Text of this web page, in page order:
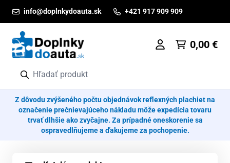
info@doplnkydoauta.sk +421 917 909 909
0,00 €
Z dôvodu zvýšeného počtu objednávok reflexných plachiet na
označenie prečnievajúceho nákladu môže expedícia tovaru
trvať dlhšie ako zvyčajne. Za prípadné oneskorenie sa
ospravedlňujeme a ďakujeme za pochopenie.